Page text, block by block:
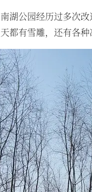
南湖公园经历过多次
天都有雪雕，还有各